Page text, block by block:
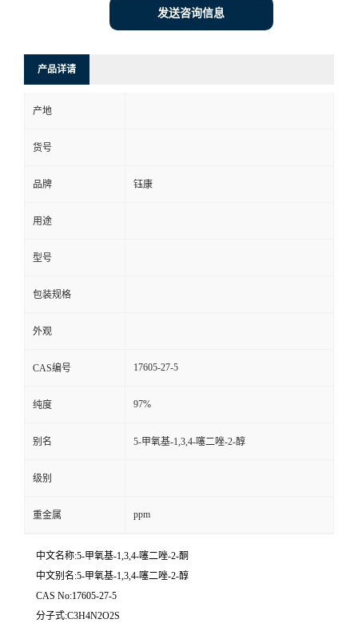
发送咨询信息
产品详请
产地
货号
品牌 钰康
用途
型号
包装规格
外观
CAS编号 17605-27-5
纯度 97%
别名 5-甲氧基-1,3,4-噻二唑-2-醇
级别
重金属 ppm
中文名称:5-甲氧基-1,3,4-噻二唑-2-酮
中文别名:5-甲氧基-1,3,4-噻二唑-2-醇
CAS No:17605-27-5
分子式:C3H4N2O2S